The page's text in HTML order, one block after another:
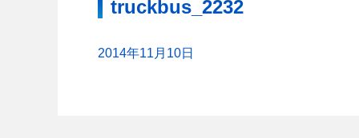
truckbus_2232
2014年11月10日